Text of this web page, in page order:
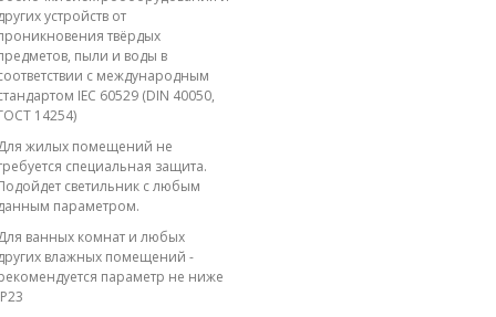
устройств от
твёрдых
пыли и воды в
с международным
IEC 60529 (DIN 40050,
14254)
жилых помещений не
специальная защита.
светильник с любым
параметром.
ванных комнат и любых
влажных помещений -
параметр не ниже